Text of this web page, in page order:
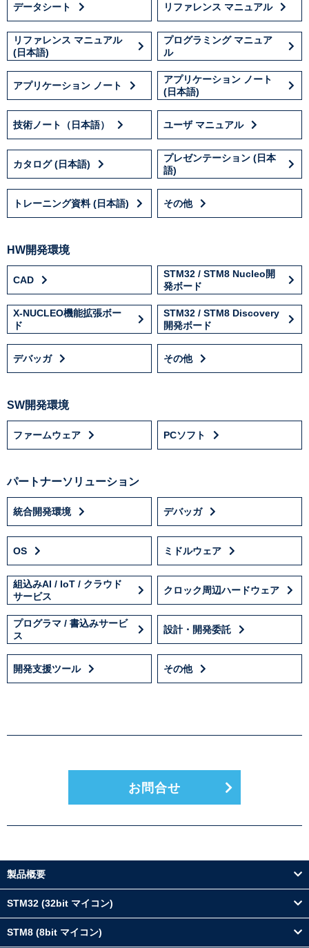
データシート リファレンス マニュアル
リファレンス マニュアル
(日本語)
プログラミング マニュア
ル
アプリケーション ノート
アプリケーション ノート
(日本語)
技術ノート（日本語） ユーザ マニュアル
カタログ (日本語)
プレゼンテーション (日本
語)
トレーニング資料 (日本語) その他
HW開発環境
CAD
STM32 / STM8 Nucleo開
発ボード
X-NUCLEO機能拡張ボー
ド
STM32 / STM8 Discovery
開発ボード
デバッガ その他
SW開発環境
ファームウェア PCソフト
パートナーソリューション
統合開発環境 デバッガ
OS ミドルウェア
組込みAI / IoT / クラウド
サービス
クロック周辺ハードウェア
プログラマ / 書込みサービ
ス
設計・開発委託
開発支援ツール その他
お問合せ
製品概要
STM32 (32bit マイコン)
STM8 (8bit マイコン)